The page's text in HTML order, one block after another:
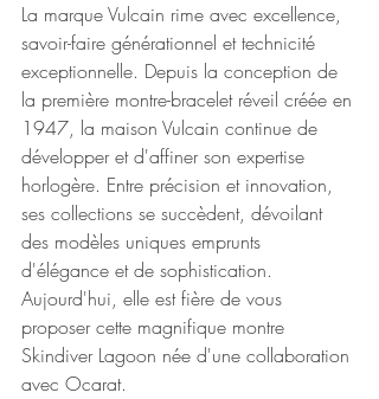
La marque Vulcain rime avec excellence,
savoir-faire générationnel et technicité
exceptionnelle. Depuis la conception de
la première montre-bracelet réveil créée en
1947, la maison Vulcain continue de
développer et d'affiner son expertise
horlogère. Entre précision et innovation,
ses collections se succèdent, dévoilant
des modèles uniques emprunts
d'élégance et de sophistication.
Aujourd'hui, elle est fière de vous
proposer cette magnifique montre
Skindiver Lagoon née d'une collaboration
avec Ocarat.